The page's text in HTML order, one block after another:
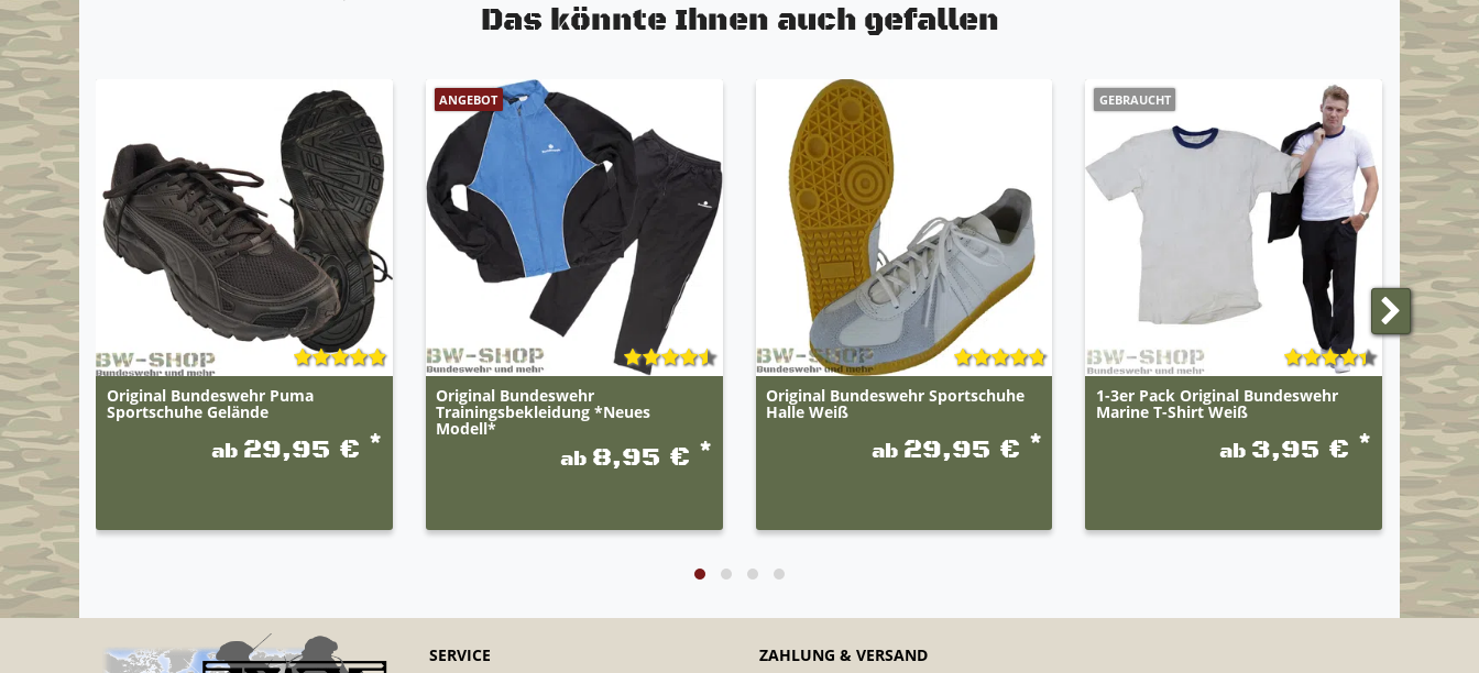
Das könnte Ihnen auch gefallen
Original Bundeswehr Puma
Sportschuhe Gelände
ab 29,95 € *
ANGEBOT
Original Bundeswehr
Trainingsbekleidung *Neues
Modell*
ab 8,95 € *
Original Bundeswehr Sportschuhe
Halle Weiß
ab 29,95 € *
GEBRAUCHT
1-3er Pack Original Bundeswehr
Marine T-Shirt Weiß
ab 3,95 € * UVP
SERVICE ZAHLUNG & VERSAND